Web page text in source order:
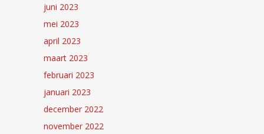
juni 2023
mei 2023
april 2023
maart 2023
februari 2023
januari 2023
december 2022
november 2022